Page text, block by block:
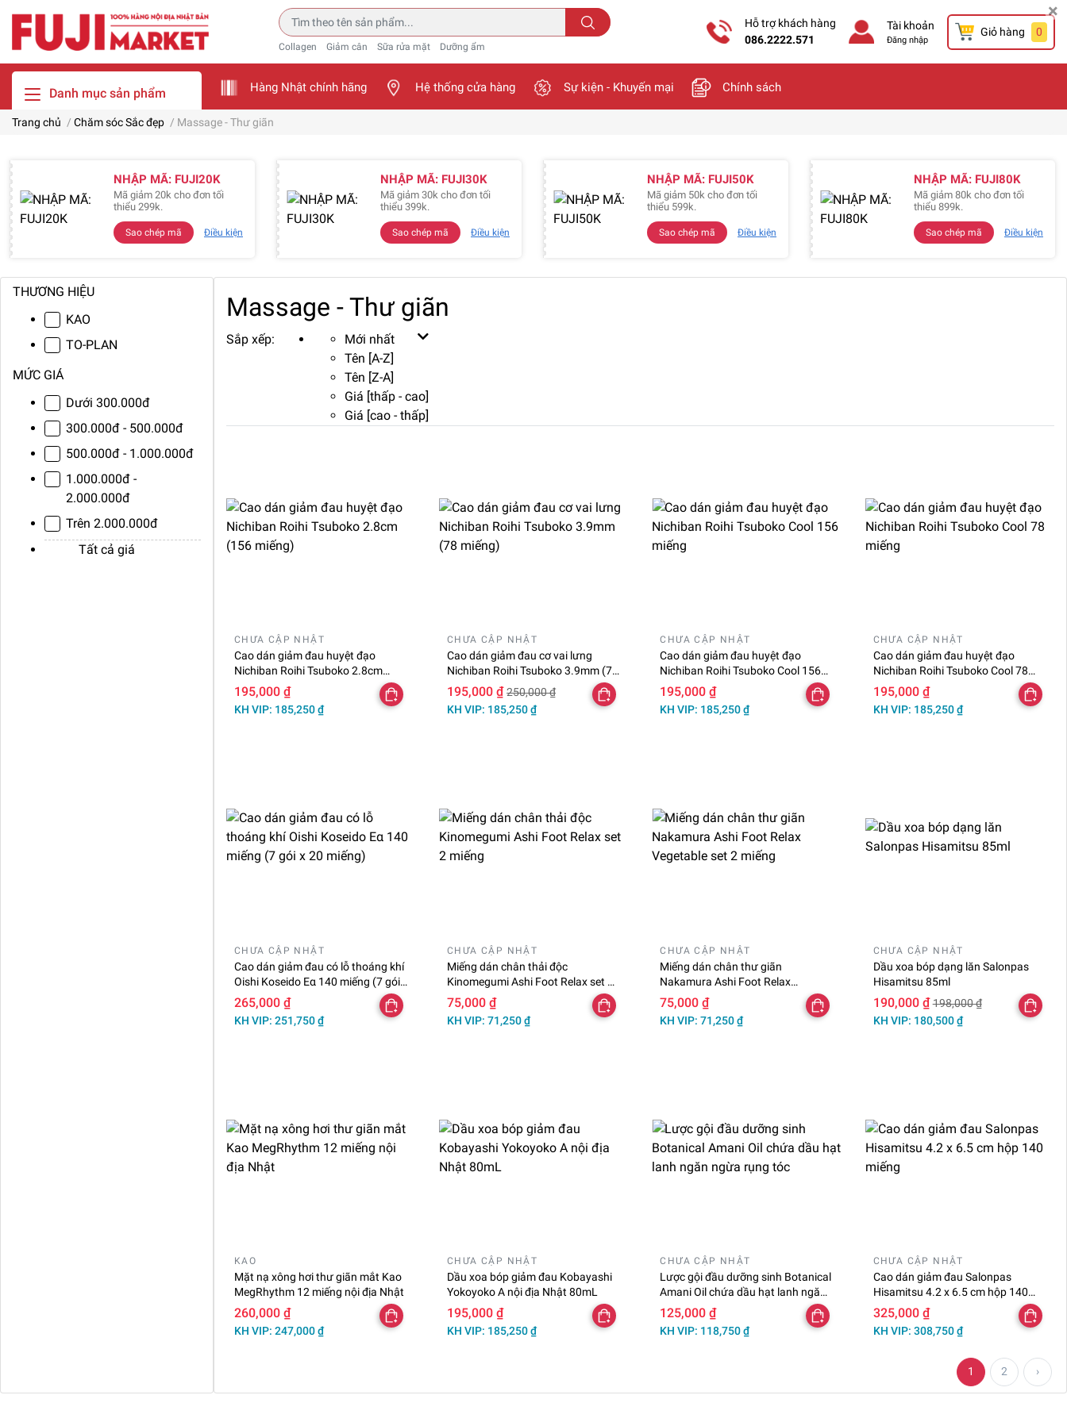
×
Collagen Giảm cân Sữa rửa mặt Dưỡng ẩm
Hỗ trợ khách hàng
086.2222.571
Tài khoản
Đăng nhập
Giỏ hàng 0
Danh mục sản phẩm Hàng Nhật chính hãng Hệ thống cửa hàng Sự kiện - Khuyến mại Chính sách
Trang chủ / Chăm sóc Sắc đẹp / Massage - Thư giãn
NHẬP MÃ: FUJI20K
Mã giảm 20k cho đơn tối
thiểu 299k.
Sao chép mã Điều kiện
NHẬP MÃ: FUJI30K
Mã giảm 30k cho đơn tối
thiểu 399k.
Sao chép mã Điều kiện
NHẬP MÃ: FUJI50K
Mã giảm 50k cho đơn tối
thiểu 599k.
Sao chép mã Điều kiện
NHẬP MÃ: FUJI80K
Mã giảm 80k cho đơn tối
thiểu 899k.
Sao chép mã Điều kiện
THƯƠNG HIỆU
KAO
TO-PLAN
MỨC GIÁ
Dưới 300.000đ
300.000đ - 500.000đ
500.000đ - 1.000.000đ
1.000.000đ -
2.000.000đ
Trên 2.000.000đ
Tất cả giá
Massage - Thư giãn
Sắp xếp:
Mới nhất
Tên [A-Z]
Tên [Z-A]
Giá [thấp - cao]
Giá [cao - thấp]
CHƯA CẬP NHẬT
Cao dán giảm đau huyệt đạo
Nichiban Roihi Tsuboko 2.8cm
(156 miếng)
195,000 ₫
KH VIP: 185,250 ₫
CHƯA CẬP NHẬT
Cao dán giảm đau cơ vai lưng
Nichiban Roihi Tsuboko 3.9mm (78
miếng)
195,000 ₫ 250,000 ₫
KH VIP: 185,250 ₫
CHƯA CẬP NHẬT
Cao dán giảm đau huyệt đạo
Nichiban Roihi Tsuboko Cool 156
miếng
195,000 ₫
KH VIP: 185,250 ₫
CHƯA CẬP NHẬT
Cao dán giảm đau huyệt đạo
Nichiban Roihi Tsuboko Cool 78
miếng
195,000 ₫
KH VIP: 185,250 ₫
CHƯA CẬP NHẬT
Cao dán giảm đau có lỗ thoáng khí
Oishi Koseido Eα 140 miếng (7 gói
x 20 miếng)
265,000 ₫
KH VIP: 251,750 ₫
CHƯA CẬP NHẬT
Miếng dán chân thải độc
Kinomegumi Ashi Foot Relax set 2
miếng
75,000 ₫
KH VIP: 71,250 ₫
CHƯA CẬP NHẬT
Miếng dán chân thư giãn
Nakamura Ashi Foot Relax
Vegetable set 2 miếng
75,000 ₫
KH VIP: 71,250 ₫
CHƯA CẬP NHẬT
Dầu xoa bóp dạng lăn Salonpas
Hisamitsu 85ml
190,000 ₫ 198,000 ₫
KH VIP: 180,500 ₫
KAO
Mặt nạ xông hơi thư giãn mắt Kao
MegRhythm 12 miếng nội địa Nhật
260,000 ₫
KH VIP: 247,000 ₫
CHƯA CẬP NHẬT
Dầu xoa bóp giảm đau Kobayashi
Yokoyoko A nội địa Nhật 80mL
195,000 ₫
KH VIP: 185,250 ₫
CHƯA CẬP NHẬT
Lược gội đầu dưỡng sinh Botanical
Amani Oil chứa dầu hạt lanh ngăn
ngừa rụng tóc
125,000 ₫
KH VIP: 118,750 ₫
CHƯA CẬP NHẬT
Cao dán giảm đau Salonpas
Hisamitsu 4.2 x 6.5 cm hộp 140
miếng
325,000 ₫
KH VIP: 308,750 ₫
1 2 ›